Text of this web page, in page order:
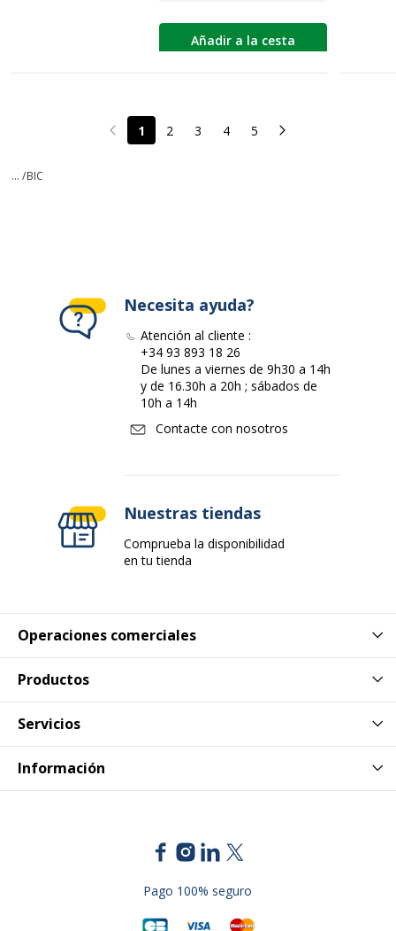
Añadir a la cesta
Page précédente
1 2 3 4 5 Page suivante
... /BIC
Operaciones comerciales
Productos
Servicios
Información
Necesita ayuda?
Atención al cliente :
+34 93 893 18 26
De lunes a viernes de 9h30 a 14h
y de 16.30h a 20h ; sábados de
10h a 14h
Contacte con nosotros
Nuestras tiendas
Comprueba la disponibilidad
en tu tienda
Pago 100% seguro